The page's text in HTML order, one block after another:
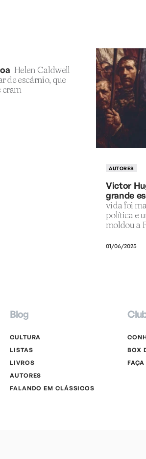
Helen Caldwell
de escárnio, que
eram
AUTORES
Victor
grande
vida foi
política e
moldou a
01/06/2025
Blog
CULTURA
LISTAS
LIVROS
AUTORES
FALANDO EM CLÁSSICOS
BOX
FAÇA